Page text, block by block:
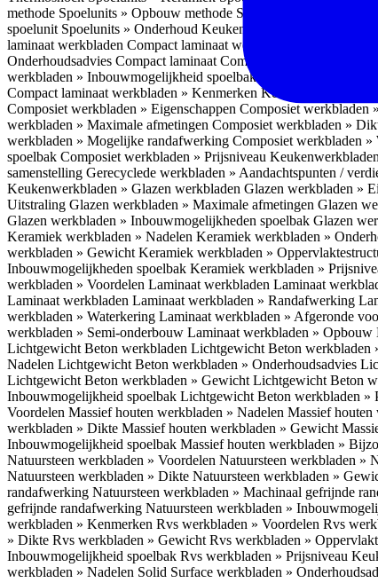
methode Spoelunits » Opbouw methode Spoelunits » Onderbouw
spoelunit Spoelunits » Onderhoud Keukenwerkbladen
laminaat werkbladen Compact laminaat werkbladen » Nadelen
Onderhoudsadvies Compact laminaat Compact laminaat
werkbladen » Inbouwmogelijkheid spoelbak Compact laminaat
Compact laminaat werkbladen » Kenmerken Keukenwerkbladen
Composiet werkbladen » Eigenschappen Composiet werkbladen
werkbladen » Maximale afmetingen Composiet werkbladen »
werkbladen » Mogelijke randafwerking Composiet werkbladen »
spoelbak Composiet werkbladen » Prijsniveau
samenstelling Gerecyclede werkbladen » Aandachtspunten /
Keukenwerkbladen » Glazen werkbladen Glazen werkbladen »
Uitstraling Glazen werkbladen » Maximale afmetingen Glazen
Glazen werkbladen » Inbouwmogelijkheden spoelbak Glazen
Keramiek werkbladen » Nadelen Keramiek werkbladen »
werkbladen » Gewicht Keramiek werkbladen »
Inbouwmogelijkheden spoelbak Keramiek werkbladen »
werkbladen » Voordelen Laminaat werkbladen Laminaat
Laminaat werkbladen Laminaat werkbladen » Randafwerking
werkbladen » Waterkering Laminaat werkbladen » Afgeronde
werkbladen » Semi-onderbouw Laminaat werkbladen » Opbouw
Lichtgewicht Beton werkbladen Lichtgewicht Beton werkbladen
Nadelen Lichtgewicht Beton werkbladen » Onderhoudsadvies
Lichtgewicht Beton werkbladen » Gewicht Lichtgewicht Beton
Inbouwmogelijkheid spoelbak Lichtgewicht Beton werkbladen »
Voordelen Massief houten werkbladen » Nadelen Massief houten
werkbladen » Dikte Massief houten werkbladen » Gewicht
Inbouwmogelijkheid spoelbak Massief houten werkbladen »
Natuursteen werkbladen » Voordelen Natuursteen werkbladen »
Natuursteen werkbladen » Dikte Natuursteen werkbladen »
randafwerking Natuursteen werkbladen » Machinaal gefrijnde
gefrijnde randafwerking Natuursteen werkbladen »
werkbladen » Kenmerken Rvs werkbladen » Voordelen Rvs
» Dikte Rvs werkbladen » Gewicht Rvs werkbladen »
Inbouwmogelijkheid spoelbak Rvs werkbladen » Prijsniveau
werkbladen » Nadelen Solid Surface werkbladen »